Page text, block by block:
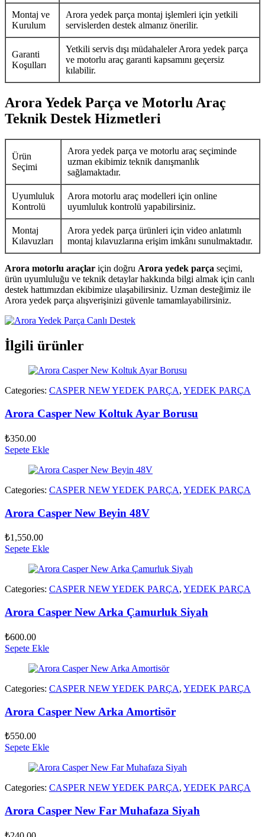
Montaj ve
Kurulum
Arora yedek parça montaj işlemleri için yetkili
servislerden destek almanız önerilir.
Garanti
Koşulları
Yetkili servis dışı müdahaleler Arora yedek parça
ve motorlu araç garanti kapsamını geçersiz
kılabilir.
Arora Yedek Parça ve Motorlu Araç
Teknik Destek Hizmetleri
Ürün
Seçimi
Arora yedek parça ve motorlu araç seçiminde
uzman ekibimiz teknik danışmanlık
sağlamaktadır.
Uyumluluk
Kontrolü
Arora motorlu araç modelleri için online
uyumluluk kontrolü yapabilirsiniz.
Montaj
Kılavuzları
Arora yedek parça ürünleri için video anlatımlı
montaj kılavuzlarına erişim imkânı sunulmaktadır.
Arora motorlu araçlar için doğru Arora yedek parça seçimi,
ürün uyumluluğu ve teknik detaylar hakkında bilgi almak için canlı
destek hattımızdan ekibimize ulaşabilirsiniz. Uzman desteğimiz ile
Arora yedek parça alışverişinizi güvenle tamamlayabilirsiniz.
İlgili ürünler
Categories: CASPER NEW YEDEK PARÇA, YEDEK PARÇA
Arora Casper New Koltuk Ayar Borusu
₺350.00
Sepete Ekle
Categories: CASPER NEW YEDEK PARÇA, YEDEK PARÇA
Arora Casper New Beyin 48V
₺1,550.00
Sepete Ekle
Categories: CASPER NEW YEDEK PARÇA, YEDEK PARÇA
Arora Casper New Arka Çamurluk Siyah
₺600.00
Sepete Ekle
Categories: CASPER NEW YEDEK PARÇA, YEDEK PARÇA
Arora Casper New Arka Amortisör
₺550.00
Sepete Ekle
Categories: CASPER NEW YEDEK PARÇA, YEDEK PARÇA
Arora Casper New Far Muhafaza Siyah